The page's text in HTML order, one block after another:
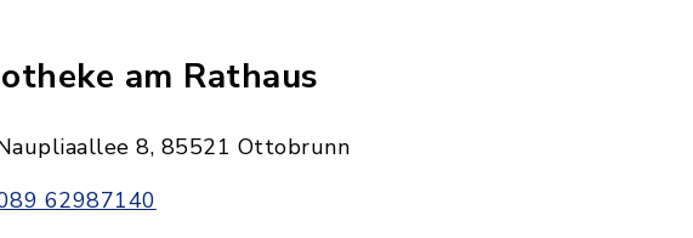
am Rathaus
8, 85521 Ottobrunn
62987140